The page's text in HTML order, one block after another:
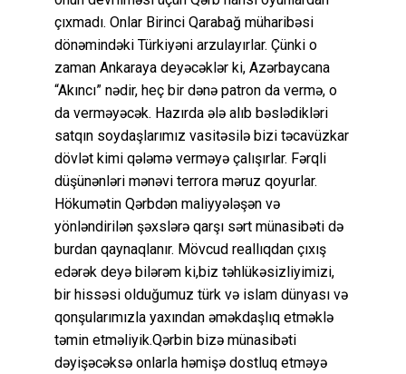
çıxmadı. Onlar Birinci Qarabağ müharibəsi
dönəmindəki Türkiyəni arzulayırlar. Çünki o
zaman Ankaraya deyəcəklər ki, Azərbaycana
“Akıncı” nədir, heç bir dənə patron da vermə, o
da verməyəcək. Hazırda ələ alıb bəslədikləri
satqın soydaşlarımız vasitəsilə bizi təcavüzkar
dövlət kimi qələmə verməyə çalışırlar. Fərqli
düşünənləri mənəvi terrora məruz qoyurlar.
Hökumətin Qərbdən maliyyələşən və
yönləndirilən şəxslərə qarşı sərt münasibəti də
burdan qaynaqlanır. Mövcud reallıqdan çıxış
edərək deyə bilərəm ki,biz təhlükəsizliyimizi,
bir hissəsi olduğumuz türk və islam dünyası və
qonşularımızla yaxından əməkdaşlıq etməklə
təmin etməliyik.Qərbin bizə münasibəti
dəyişəcəksə onlarla həmişə dostluq etməyə